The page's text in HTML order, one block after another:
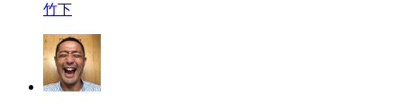
竹下